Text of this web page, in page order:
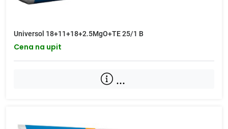
Universol 18+11+18+2.5MgO+TE 25/1 B
Cena na upit
...